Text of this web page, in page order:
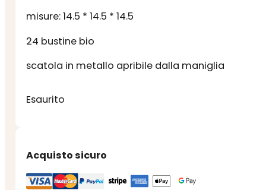
misure: 14.5 * 14.5 * 14.5
24 bustine bio
scatola in metallo apribile dalla maniglia
Esaurito
Acquisto sicuro